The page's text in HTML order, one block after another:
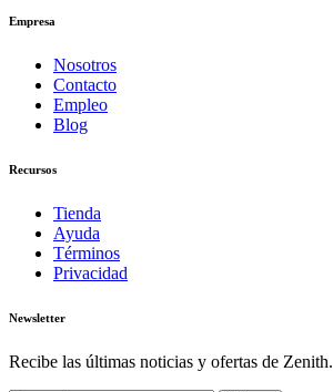
Empresa
Nosotros
Contacto
Empleo
Blog
Recursos
Tienda
Ayuda
Términos
Privacidad
Newsletter
Recibe las últimas noticias y ofertas de Zenith.